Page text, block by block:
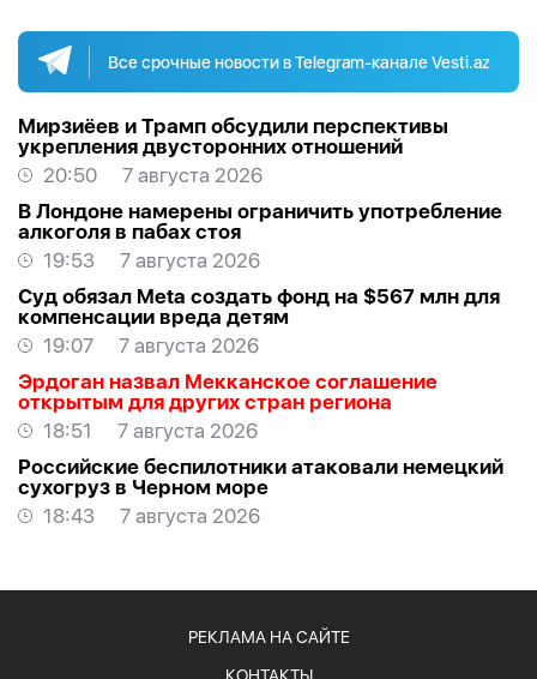
Все срочные новости в Telegram-канале Vesti.az
Мирзиёев и Трамп обсудили перспективы
укрепления двусторонних отношений
20:50
7 августа 2026
В Лондоне намерены ограничить употребление
алкоголя в пабах стоя
19:53
7 августа 2026
Суд обязал Meta создать фонд на $567 млн для
компенсации вреда детям
19:07
7 августа 2026
Эрдоган назвал Мекканское соглашение
открытым для других стран региона
18:51
7 августа 2026
Российские беспилотники атаковали немецкий
сухогруз в Черном море
18:43
7 августа 2026
РЕКЛАМА НА САЙТЕ